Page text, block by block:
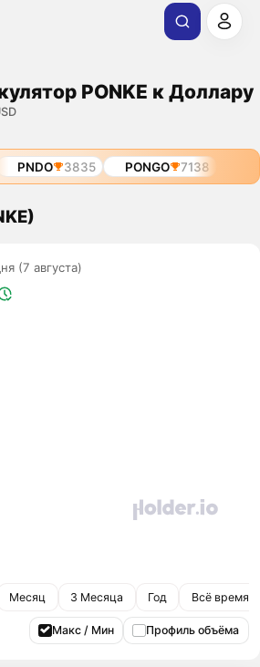
PONKE к Доллару
PNDO 3835 PONGO 7138
(7 августа)
Месяц 3 Месяца Год Всё время
Макс / Мин Профиль объёма